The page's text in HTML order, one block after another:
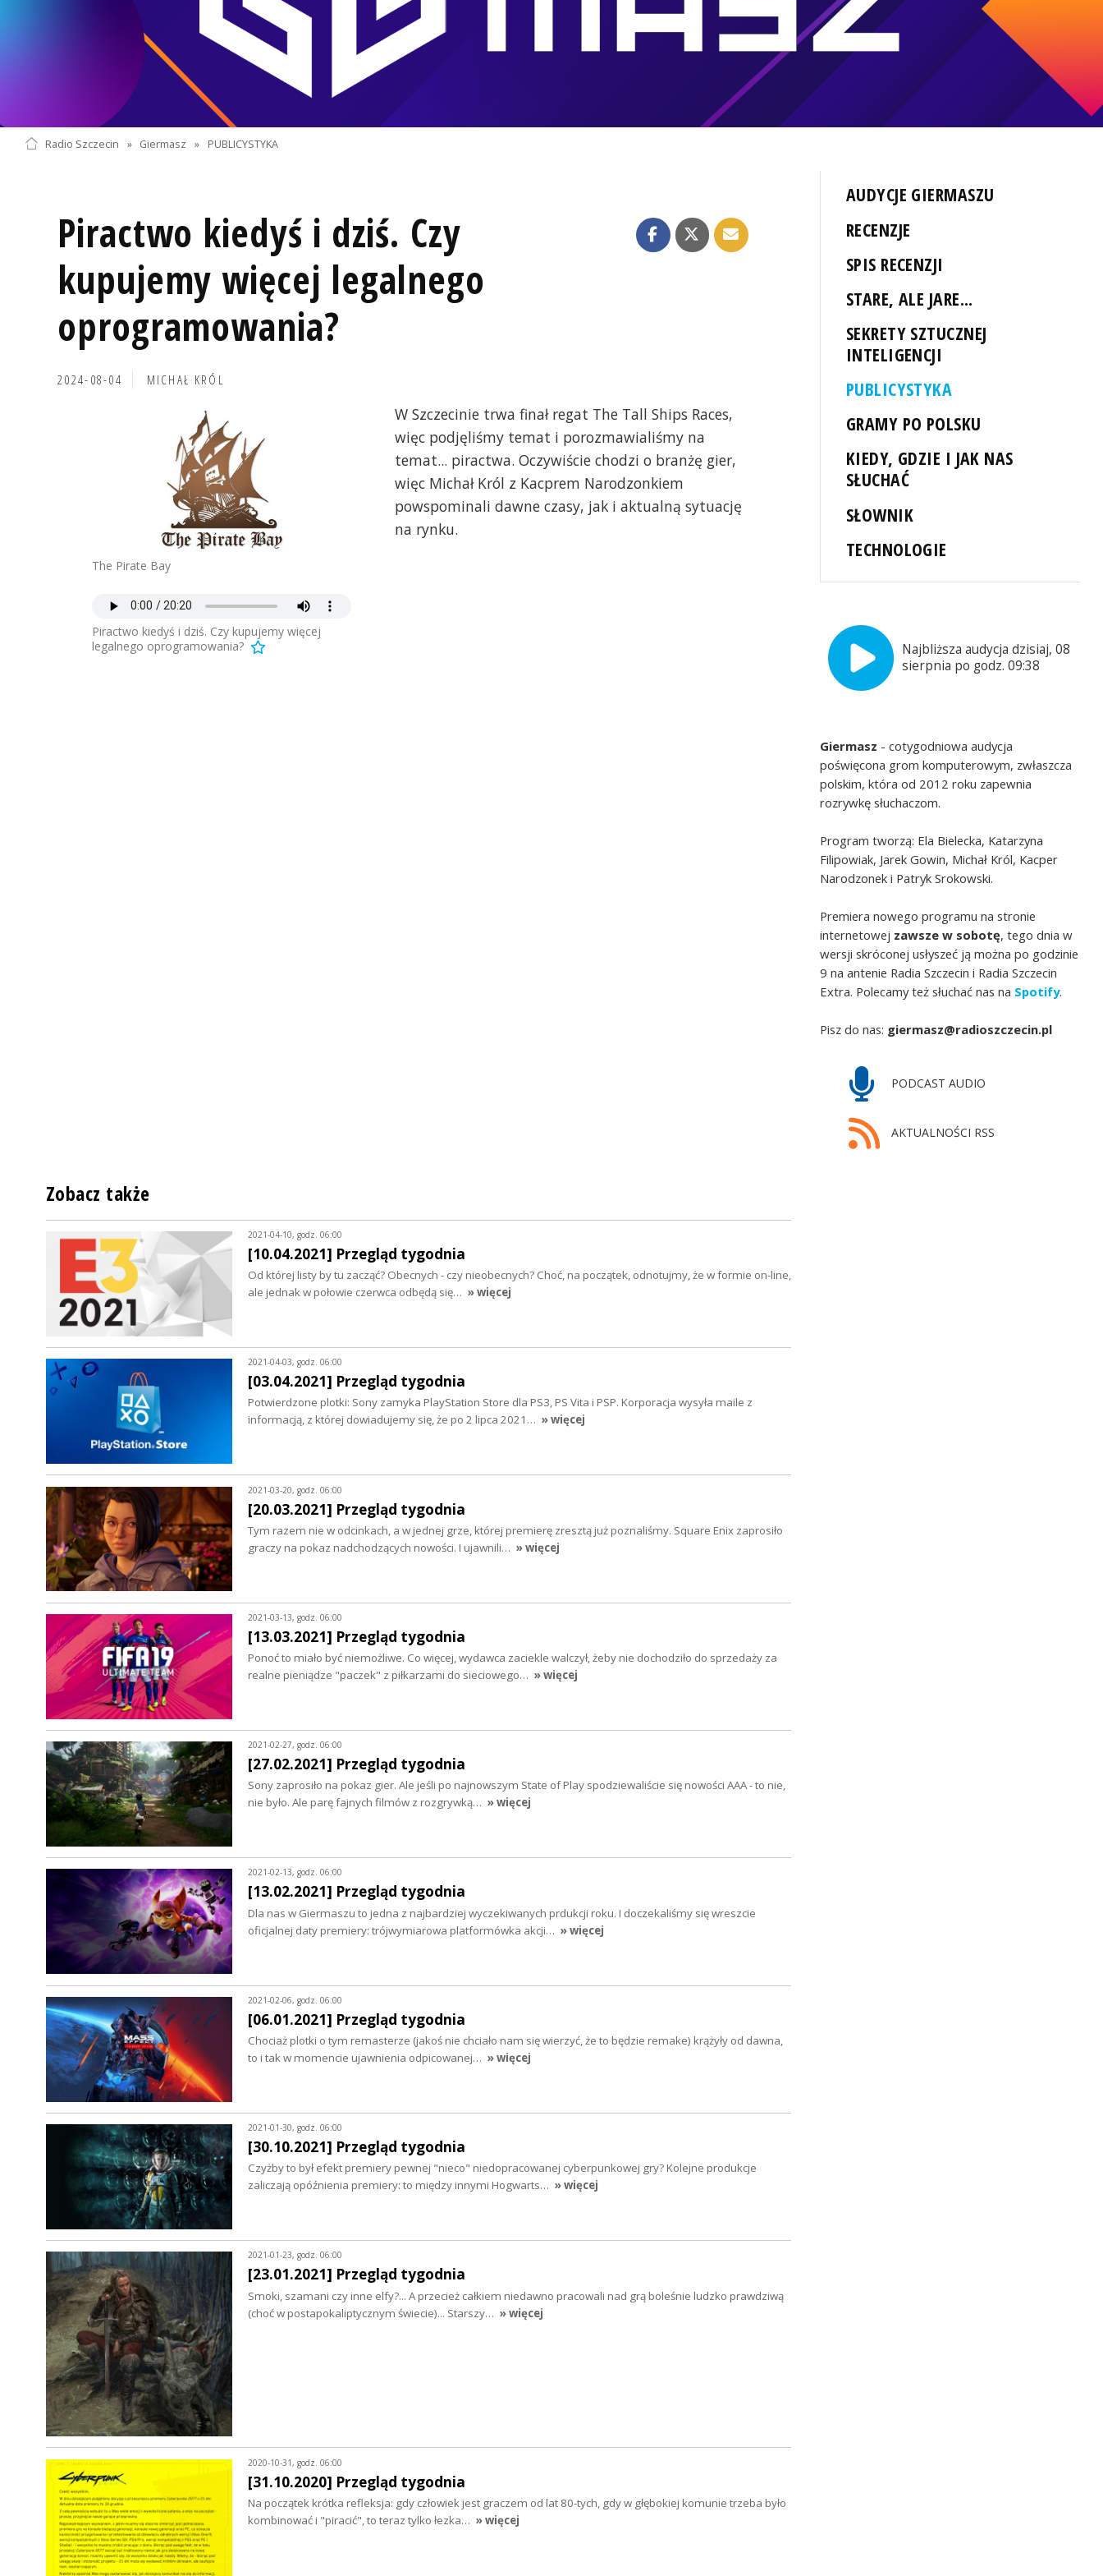
Radio Szczecin » Giermasz » PUBLICYSTYKA
Piractwo kiedyś i dziś. Czy
kupujemy więcej legalnego
oprogramowania?
2024-08-04 MICHAŁ KRÓL
The Pirate Bay
Piractwo kiedyś i dziś. Czy kupujemy więcej
legalnego oprogramowania?
W Szczecinie trwa finał regat The Tall Ships Races,
więc podjęliśmy temat i porozmawialiśmy na
temat... piractwa. Oczywiście chodzi o branżę gier,
więc Michał Król z Kacprem Narodzonkiem
powspominali dawne czasy, jak i aktualną sytuację
na rynku.
AUDYCJE GIERMASZU
RECENZJE
SPIS RECENZJI
STARE, ALE JARE...
SEKRETY SZTUCZNEJ
INTELIGENCJI
PUBLICYSTYKA
GRAMY PO POLSKU
KIEDY, GDZIE I JAK NAS
SŁUCHAĆ
SŁOWNIK
TECHNOLOGIE
Najbliższa audycja dzisiaj, 08
sierpnia po godz. 09:38
Giermasz - cotygodniowa audycja
poświęcona grom komputerowym, zwłaszcza
polskim, która od 2012 roku zapewnia
rozrywkę słuchaczom.
Program tworzą: Ela Bielecka, Katarzyna
Filipowiak, Jarek Gowin, Michał Król, Kacper
Narodzonek i Patryk Srokowski.
Premiera nowego programu na stronie
internetowej zawsze w sobotę, tego dnia w
wersji skróconej usłyszeć ją można po godzinie
9 na antenie Radia Szczecin i Radia Szczecin
Extra. Polecamy też słuchać nas na Spotify.
Pisz do nas: giermasz@radioszczecin.pl
PODCAST AUDIO
AKTUALNOŚCI RSS
Zobacz także
2021-04-10, godz. 06:00
[10.04.2021] Przegląd tygodnia
Od której listy by tu zacząć? Obecnych - czy nieobecnych? Choć, na początek, odnotujmy, że w formie on-line,
ale jednak w połowie czerwca odbędą się… » więcej
2021-04-03, godz. 06:00
[03.04.2021] Przegląd tygodnia
Potwierdzone plotki: Sony zamyka PlayStation Store dla PS3, PS Vita i PSP. Korporacja wysyła maile z
informacją, z której dowiadujemy się, że po 2 lipca 2021… » więcej
2021-03-20, godz. 06:00
[20.03.2021] Przegląd tygodnia
Tym razem nie w odcinkach, a w jednej grze, której premierę zresztą już poznaliśmy. Square Enix zaprosiło
graczy na pokaz nadchodzących nowości. I ujawnili… » więcej
2021-03-13, godz. 06:00
[13.03.2021] Przegląd tygodnia
Ponoć to miało być niemożliwe. Co więcej, wydawca zaciekle walczył, żeby nie dochodziło do sprzedaży za
realne pieniądze "paczek" z piłkarzami do sieciowego… » więcej
2021-02-27, godz. 06:00
[27.02.2021] Przegląd tygodnia
Sony zaprosiło na pokaz gier. Ale jeśli po najnowszym State of Play spodziewaliście się nowości AAA - to nie,
nie było. Ale parę fajnych filmów z rozgrywką… » więcej
2021-02-13, godz. 06:00
[13.02.2021] Przegląd tygodnia
Dla nas w Giermaszu to jedna z najbardziej wyczekiwanych prdukcji roku. I doczekaliśmy się wreszcie
oficjalnej daty premiery: trójwymiarowa platformówka akcji… » więcej
2021-02-06, godz. 06:00
[06.01.2021] Przegląd tygodnia
Chociaż plotki o tym remasterze (jakoś nie chciało nam się wierzyć, że to będzie remake) krążyły od dawna,
to i tak w momencie ujawnienia odpicowanej… » więcej
2021-01-30, godz. 06:00
[30.10.2021] Przegląd tygodnia
Czyżby to był efekt premiery pewnej "nieco" niedopracowanej cyberpunkowej gry? Kolejne produkcje
zaliczają opóźnienia premiery: to między innymi Hogwarts… » więcej
2021-01-23, godz. 06:00
[23.01.2021] Przegląd tygodnia
Smoki, szamani czy inne elfy?... A przecież całkiem niedawno pracowali nad grą boleśnie ludzko prawdziwą
(choć w postapokaliptycznym świecie)... Starszy… » więcej
2020-10-31, godz. 06:00
[31.10.2020] Przegląd tygodnia
Na początek krótka refleksja: gdy człowiek jest graczem od lat 80-tych, gdy w głębokiej komunie trzeba było
kombinować i "piracić", to teraz tylko łezka… » więcej